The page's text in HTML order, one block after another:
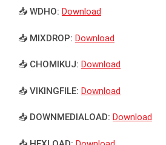
📥 WDHO: Download
📥 MIXDROP: Download
📥 CHOMIKUJ: Download
📥 VIKINGFILE: Download
📥 DOWNMEDIALOAD: Download